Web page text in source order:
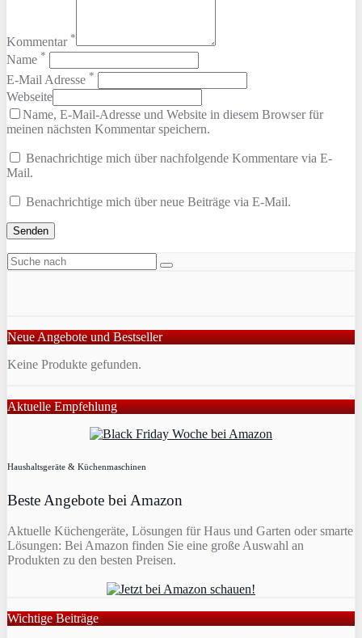
Kommentar *
Name *
E-Mail Adresse *
Webseite
Name, E-Mail-Adresse und Website in diesem Browser für
meinen nächsten Kommentar speichern.
Benachrichtige mich über nachfolgende Kommentare via E-
Mail.
Benachrichtige mich über neue Beiträge via E-Mail.
Neue Angebote und Bestseller
Keine Produkte gefunden.
Aktuelle Empfehlung
Haushaltsgeräte & Küchenmaschinen
Beste Angebote bei Amazon
Aktuelle Küchengeräte, Lösungen für Haus und Garten oder smarte
Lösungen: Bei Amazon finden Sie eine große Auswahl an
Produkten zu den besten Preisen.
Wichtige Beiträge